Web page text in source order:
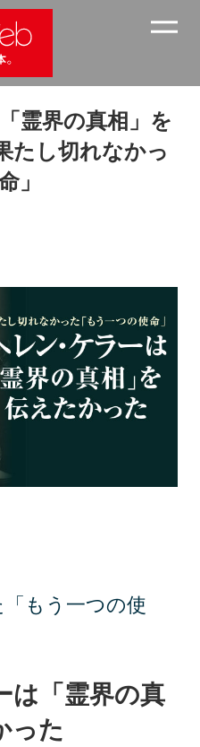
霊界の真相」を
たし切れなかっ
」
もう一つの使
は「霊界の真
った